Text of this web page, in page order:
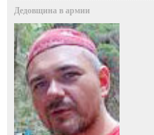
Дедовщина в армии